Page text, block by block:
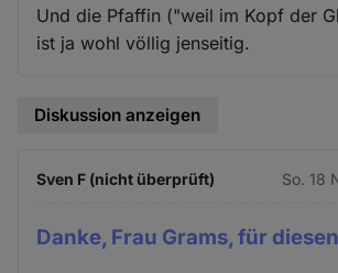
Und die Pfaffin ("weil im Kopf der
ist ja wohl völlig jenseitig.
Diskussion anzeigen
Sven F (nicht überprüft) So. 18
Danke, Frau Grams, für diesen